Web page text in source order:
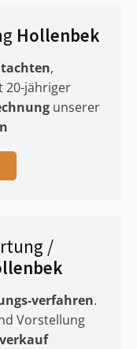
Hollenbek
,
20-jähriger
unserer
/
verfahren.
Vorstellung